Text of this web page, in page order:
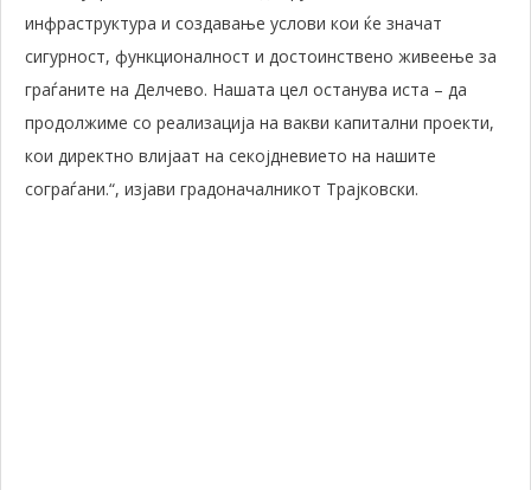
инфраструктура и создавање услови кои ќе значат
сигурност, функционалност и достоинствено живеење за
граѓаните на Делчево. Нашата цел останува иста – да
продолжиме со реализација на вакви капитални проекти,
кои директно влијаат на секојдневието на нашите
сограѓани.“, изјави градоначалникот Трајковски.